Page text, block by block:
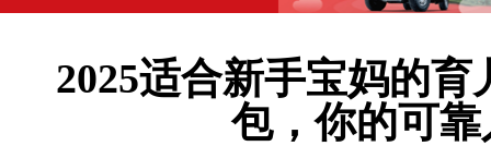
2025适合新手宝妈的
包，你的可